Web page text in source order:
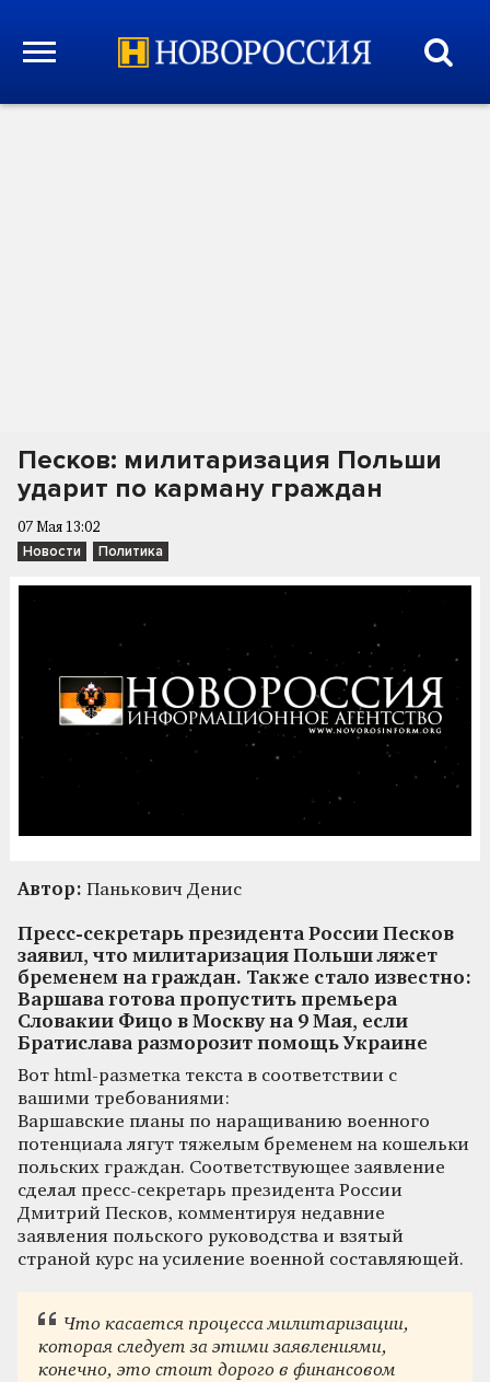
Песков: милитаризация Польши
ударит по карману граждан
07 Мая 13:02
Новости Политика
Автор: Панькович Денис
Пресс-секретарь президента России Песков
заявил, что милитаризация Польши ляжет
бременем на граждан. Также стало известно:
Варшава готова пропустить премьера
Словакии Фицо в Москву на 9 Мая, если
Братислава разморозит помощь Украине
Вот html-разметка текста в соответствии с
вашими требованиями:
Варшавские планы по наращиванию военного
потенциала лягут тяжелым бременем на кошельки
польских граждан. Соответствующее заявление
сделал пресс-секретарь президента России
Дмитрий Песков, комментируя недавние
заявления польского руководства и взятый
страной курс на усиление военной составляющей.
Что касается процесса милитаризации,
которая следует за этими заявлениями,
конечно, это стоит дорого в финансовом